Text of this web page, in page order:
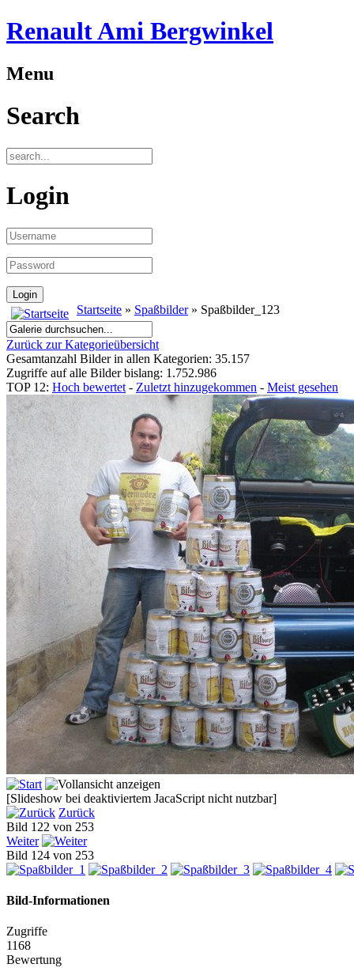
Renault Ami Bergwinkel
Menu
Search
Login
Startseite » Spaßbilder» Spaßbilder_123
Zurück zur Kategorieübersicht
Gesamtanzahl Bilder in allen Kategorien: 35.157
Zugriffe auf alle Bilder bislang: 1.752.986
TOP 12: Hoch bewertet - Zuletzt hinzugekommen - Meist gesehen
[Slideshow bei deaktiviertem JacaScript nicht nutzbar]
Zurück
Bild 122 von 253
Weiter
Bild 124 von 253
Bild-Informationen
Zugriffe
1168
Bewertung